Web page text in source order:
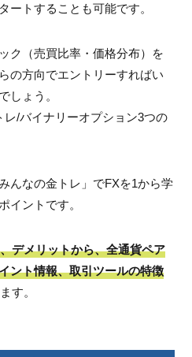
ートすることも可能です。
ク（売買比率・価格分布）を
の方向でエントリーすればい
しょう。
/バイナリーオプション3つの
んなの金トレ」でFXを1から学
イントです。
デメリットから、全通貨ペア
ント情報、取引ツールの特徴
す。